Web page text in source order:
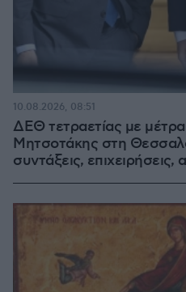
ΔΕΘ τετραετίας με μέτρα
Μητσοτάκης στη
συντάξεις, επιχειρήσεις,
10.08.2026, 08:51